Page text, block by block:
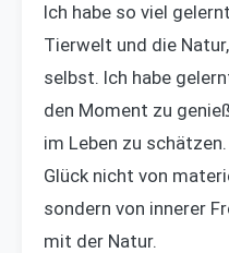
Ich habe so viel
Tierwelt und die
selbst. Ich habe
den Moment zu
im Leben zu
Glück nicht von
sondern von innerer
mit der Natur.